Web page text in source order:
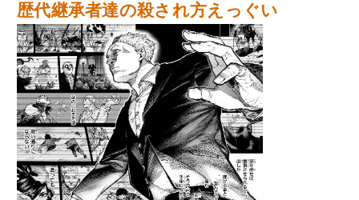
歴代継承者達の殺され方えっぐい